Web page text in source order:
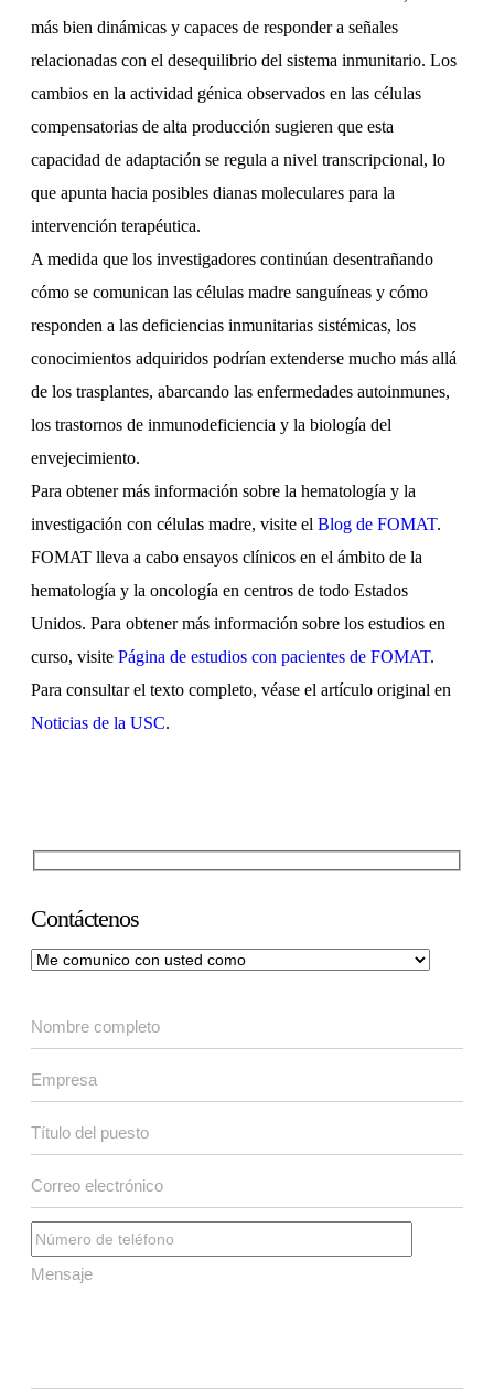
más bien dinámicas y capaces de responder a señales
relacionadas con el desequilibrio del sistema inmunitario. Los
cambios en la actividad génica observados en las células
compensatorias de alta producción sugieren que esta
capacidad de adaptación se regula a nivel transcripcional, lo
que apunta hacia posibles dianas moleculares para la
intervención terapéutica.
A medida que los investigadores continúan desentrañando
cómo se comunican las células madre sanguíneas y cómo
responden a las deficiencias inmunitarias sistémicas, los
conocimientos adquiridos podrían extenderse mucho más allá
de los trasplantes, abarcando las enfermedades autoinmunes,
los trastornos de inmunodeficiencia y la biología del
envejecimiento.
Para obtener más información sobre la hematología y la
investigación con células madre, visite el Blog de FOMAT.
FOMAT lleva a cabo ensayos clínicos en el ámbito de la
hematología y la oncología en centros de todo Estados
Unidos. Para obtener más información sobre los estudios en
curso, visite Página de estudios con pacientes de FOMAT.
Para consultar el texto completo, véase el artículo original en
Noticias de la USC.
Contáctenos